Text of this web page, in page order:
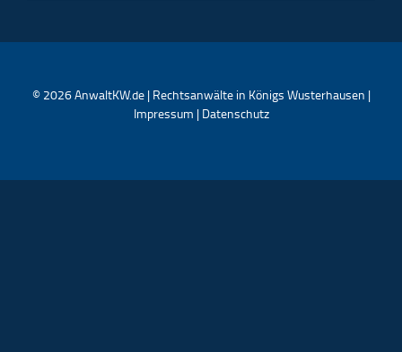
© 2026AnwaltKW.de | Rechtsanwälte in Königs Wusterhausen |
Impressum | Datenschutz